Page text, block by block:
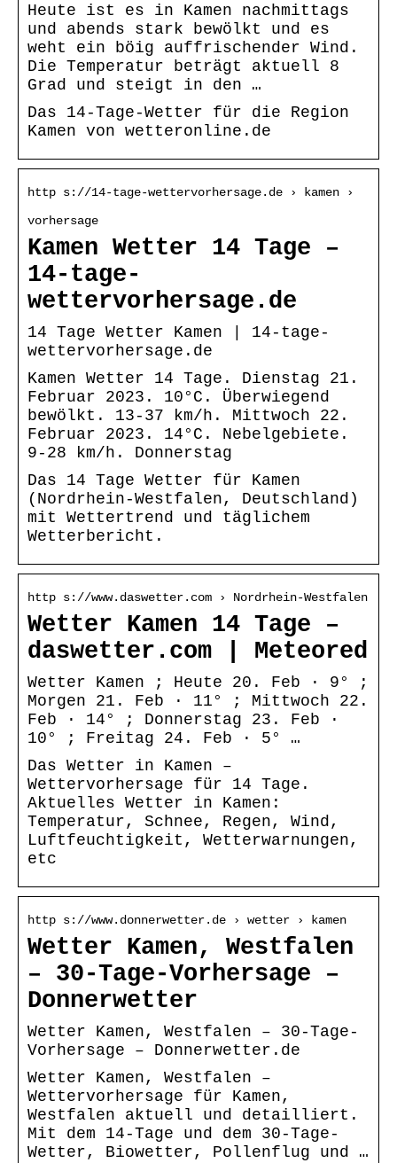
Heute ist es in Kamen nachmittags
und abends stark bewölkt und es
weht ein böig auffrischender Wind.
Die Temperatur beträgt aktuell 8
Grad und steigt in den …
Das 14-Tage-Wetter für die Region
Kamen von wetteronline.de
http s://14-tage-wettervorhersage.de › kamen ›
vorhersage
Kamen Wetter 14 Tage –
14-tage-
wettervorhersage.de
14 Tage Wetter Kamen | 14-tage-
wettervorhersage.de
Kamen Wetter 14 Tage. Dienstag 21.
Februar 2023. 10°C. Überwiegend
bewölkt. 13-37 km/h. Mittwoch 22.
Februar 2023. 14°C. Nebelgebiete.
9-28 km/h. Donnerstag
Das 14 Tage Wetter für Kamen
(Nordrhein-Westfalen, Deutschland)
mit Wettertrend und täglichem
Wetterbericht.
http s://www.daswetter.com › Nordrhein-Westfalen
Wetter Kamen 14 Tage –
daswetter.com | Meteored
Wetter Kamen ; Heute 20. Feb · 9° ;
Morgen 21. Feb · 11° ; Mittwoch 22.
Feb · 14° ; Donnerstag 23. Feb ·
10° ; Freitag 24. Feb · 5° …
Das Wetter in Kamen –
Wettervorhersage für 14 Tage.
Aktuelles Wetter in Kamen:
Temperatur, Schnee, Regen, Wind,
Luftfeuchtigkeit, Wetterwarnungen,
etc
http s://www.donnerwetter.de › wetter › kamen
Wetter Kamen, Westfalen
– 30-Tage-Vorhersage –
Donnerwetter
Wetter Kamen, Westfalen – 30-Tage-
Vorhersage – Donnerwetter.de
Wetter Kamen, Westfalen –
Wettervorhersage für Kamen,
Westfalen aktuell und detailliert.
Mit dem 14-Tage und dem 30-Tage-
Wetter, Biowetter, Pollenflug und …